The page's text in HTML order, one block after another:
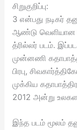
சிறுகுறிப்பு:
3 என்பது நடிகர்
ஆண்டு வெளியான
த்ரில்லர் படம்.
முன்னணி
பிரபு,
முக்கிய
2012 அன்று
இந்த படம் மூலம்